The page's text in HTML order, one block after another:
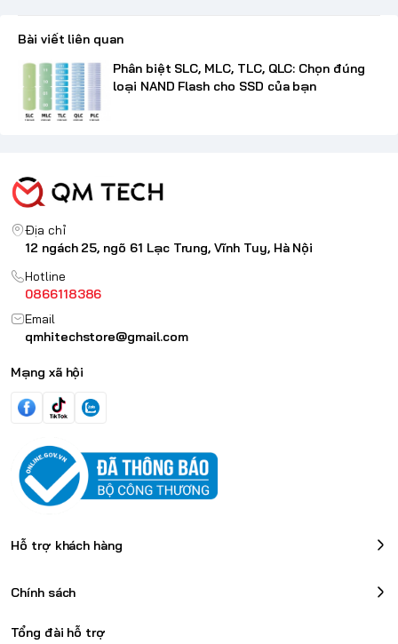
Bài viết liên quan
Phân biệt SLC, MLC, TLC, QLC: Chọn đúng
loại NAND Flash cho SSD của bạn
Địa chỉ
12 ngách 25, ngõ 61 Lạc Trung, Vĩnh Tuy, Hà Nội
Hotline
0866118386
Email
qmhitechstore@gmail.com
Mạng xã hội
Hỗ trợ khách hàng
Chính sách
Tổng đài hỗ trợ